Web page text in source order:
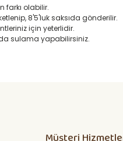
farkı olabilir.
8'5'luk saksıda gönderilir.
için yeterlidir.
sulama yapabilirsiniz.